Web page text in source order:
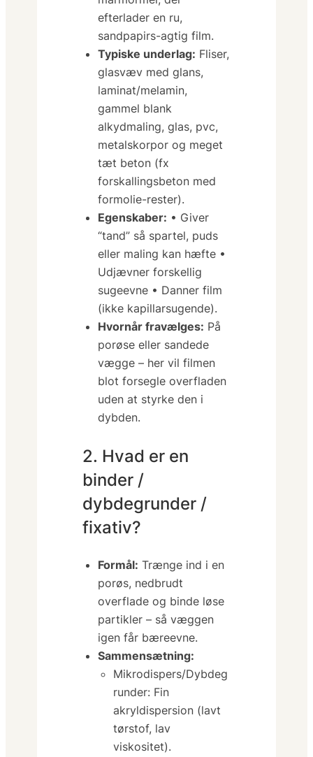
efterlader en ru,
sandpapirs-agtig film.
Typiske underlag: Fliser,
glasvæv med glans,
laminat/melamin,
gammel blank
alkydmaling, glas, pvc,
metalskorpor og meget
tæt beton (fx
forskallingsbeton med
formolie-rester).
Egenskaber: • Giver
“tand” så spartel, puds
eller maling kan hæfte •
Udjævner forskellig
sugeevne • Dannerfilm
(ikke kapillarsugende).
Hvornår fravælges: På
porøse eller sandede
vægge – her vil filmen
blot forsegle overfladen
uden at styrke den i
dybden.
2. Hvad er en
binder /
dybdegrunder /
fixativ?
Formål: Trænge ind i en
porøs, nedbrudt
overflade og binde løse
partikler – så væggen
igen får bæreevne.
Sammensætning:
Mikrodispers/Dybdeg
runder: Fin
akryldispersion (lavt
tørstof, lav
viskositet).